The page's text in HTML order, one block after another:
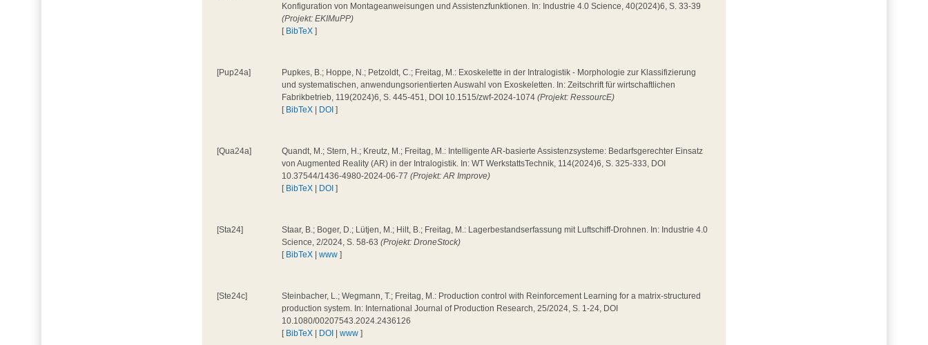
Konfiguration von Montageanweisungen und Assistenzfunktionen. In: Industrie 4.0 Science, 40(2024)6, S. 33-39
(Projekt: EKIMuPP)
[ BibTeX ]
[Pup24a]
Pupkes, B.; Hoppe, N.; Petzoldt, C.; Freitag, M.: Exoskelette in der Intralogistik - Morphologie zur Klassifizierung
und systematischen, anwendungsorientierten Auswahl von Exoskeletten. In: Zeitschrift für wirtschaftlichen
Fabrikbetrieb, 119(2024)6, S. 445-451, DOI 10.1515/zwf-2024-1074(Projekt: RessourcE)
[ BibTeX DOI ]
[Qua24a]
Quandt, M.; Stern, H.; Kreutz, M.; Freitag, M.: Intelligente AR-basierte Assistenzsysteme: Bedarfsgerechter Einsatz
von Augmented Reality (AR) in der Intralogistik. In: WT WerkstattsTechnik, 114(2024)6, S. 325-333, DOI
10.37544/1436-4980-2024-06-77(Projekt: AR Improve)
[ BibTeX DOI ]
[Sta24]
Staar, B.; Boger, D.; Lütjen, M.; Hilt, B.; Freitag, M.: Lagerbestandserfassung mit Luftschiff-Drohnen. In: Industrie 4.0
Science, 2/2024, S. 58-63(Projekt: DroneStock)
[ BibTeX |www ]
[Ste24c]
Steinbacher, L.; Wegmann, T.; Freitag, M.: Production control with Reinforcement Learning for a matrix-structured
production system. In: International Journal of Production Research, 25/2024, S. 1-24, DOI
10.1080/00207543.2024.2436126
[ BibTeX DOI |www ]